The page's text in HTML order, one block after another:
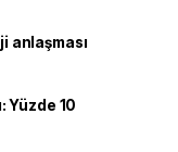
anlaşması
Yüzde 10